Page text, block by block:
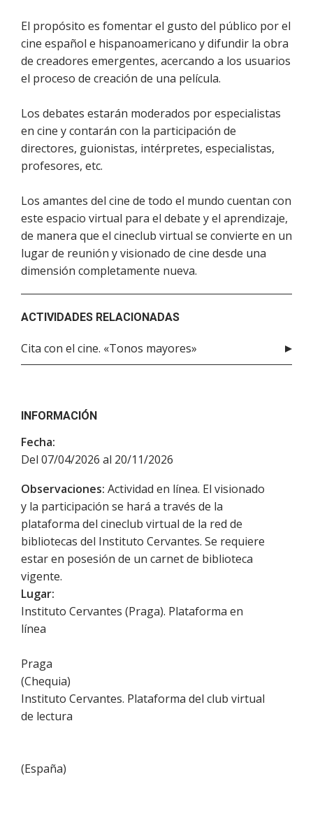
El propósito es fomentar el gusto del público por el
cine español e hispanoamericano y difundir la obra
de creadores emergentes, acercando a los usuarios
el proceso de creación de una película.
Los debates estarán moderados por especialistas
en cine y contarán con la participación de
directores, guionistas, intérpretes, especialistas,
profesores, etc.
Los amantes del cine de todo el mundo cuentan con
este espacio virtual para el debate y el aprendizaje,
de manera que el cineclub virtual se convierte en un
lugar de reunión y visionado de cine desde una
dimensión completamente nueva.
ACTIVIDADES RELACIONADAS
Cita con el cine. «Tonos mayores»
INFORMACIÓN
Fecha:
Del 07/04/2026 al 20/11/2026
Observaciones: Actividad en línea. El visionado
y la participación se hará a través de la
plataforma del cineclub virtual de la red de
bibliotecas del Instituto Cervantes. Se requiere
estar en posesión de un carnet de biblioteca
vigente.
Lugar:
Instituto Cervantes (Praga). Plataforma en
línea
Praga
(Chequia)
Instituto Cervantes. Plataforma del club virtual
de lectura
(España)